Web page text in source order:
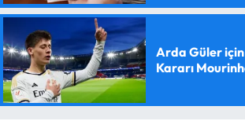
Arda Güler
Kararı